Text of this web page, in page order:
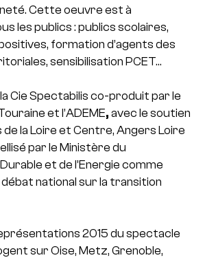
Cette oeuvre est à
les publics : publics scolaires,
formation d’agents des
sensibilisation PCET…
Cie Spectabilis co-produit par le
et l’ADEME, avec le soutien
de la Loire et Centre, Angers Loire
par le Ministère du
et de l’Energie comme
national sur la transition
2015 du spectacle
sur Oise, Metz, Grenoble,